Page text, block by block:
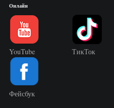
Онлайн
YouTube ТикТок
Фейсбук